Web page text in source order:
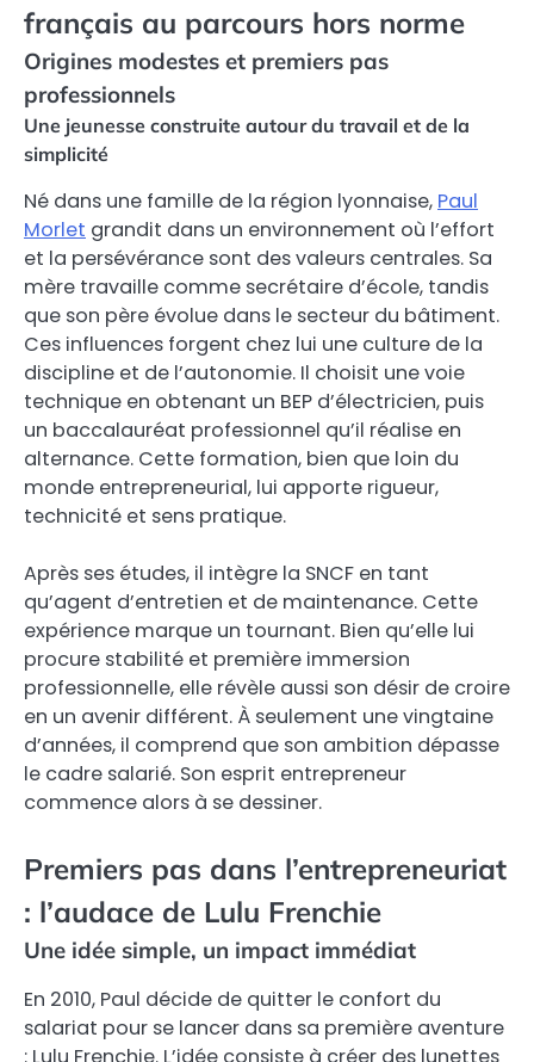
français au parcours hors norme
Origines modestes et premiers pas
professionnels
Une jeunesse construite autour du travail et de la
simplicité
Né dans une famille de la région lyonnaise, Paul
Morlet grandit dans un environnement où l’effort
et la persévérance sont des valeurs centrales. Sa
mère travaille comme secrétaire d’école, tandis
que son père évolue dans le secteur du bâtiment.
Ces influences forgent chez lui une culture de la
discipline et de l’autonomie. Il choisit une voie
technique en obtenant un BEP d’électricien, puis
un baccalauréat professionnel qu’il réalise en
alternance. Cette formation, bien que loin du
monde entrepreneurial, lui apporte rigueur,
technicité et sens pratique.
Après ses études, il intègre la SNCF en tant
qu’agent d’entretien et de maintenance. Cette
expérience marque un tournant. Bien qu’elle lui
procure stabilité et première immersion
professionnelle, elle révèle aussi son désir de croire
en un avenir différent. À seulement une vingtaine
d’années, il comprend que son ambition dépasse
le cadre salarié. Son esprit entrepreneur
commence alors à se dessiner.
Premiers pas dans l’entrepreneuriat
: l’audace de Lulu Frenchie
Une idée simple, un impact immédiat
En 2010, Paul décide de quitter le confort du
salariat pour se lancer dans sa première aventure
: Lulu Frenchie. L’idée consiste à créer des lunettes